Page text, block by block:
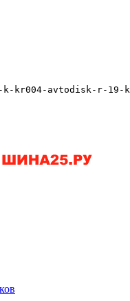
kr004-avtodisk-r-19-